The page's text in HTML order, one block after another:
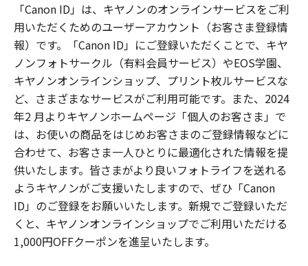
「Canon ID」は、キヤノンのオンラインサービスをご利
用いただくためのユーザーアカウント（お客さま登録情
報）です。「Canon ID」にご登録いただくことで、キヤ
ノンフォトサークル（有料会員サービス）やEOS学園、
キヤノンオンラインショップ、プリント枚ルサービスな
ど、さまざまなサービスがご利用可能です。また、2024
年2 月よりキヤノンホームページ「個人のお客さま」で
は、お使いの商品をはじめお客さまのご登録情報などに
合わせて、お客さま一人ひとりに最適化された情報を提
供いたします。皆さまがより良いフォトライフを送れる
ようキヤノンがご支援いたしますので、ぜひ「Canon
ID」のご登録をお願いいたします。新規でご登録いただ
くと、キヤノンオンラインショップでご利用いただける
1,000円OFFクーポンを進呈いたします。